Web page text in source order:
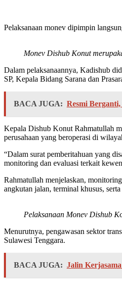
Pelaksanaan monev dipimpin
Monev Dishub Konut
Dalam pelaksanaannya, Kadishub
SP, Kepala Bidang Sarana dan
BACA JUGA: Resmi
Kepala Dishub Konut Rahmatullah
perusahaan yang beroperasi di
“Dalam surat pemberitahuan yang
monitoring dan evaluasi terkait
Rahmatullah menjelaskan,
angkutan jalan, terminal khusus,
Pelaksanaan Monev Dishub
Menurutnya, pengawasan sektor
Sulawesi Tenggara.
BACA JUGA: Jalin